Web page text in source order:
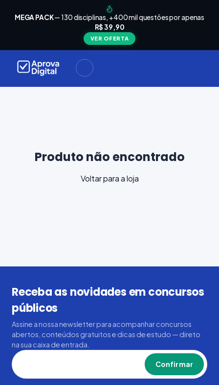
MEGA PACK— 130 disciplinas, +400 mil questões por apenas
R$ 39,90
VER OFERTA
Produto não encontrado
Voltar para a loja
Receba as novidades em concursos
públicos
Assine a nossa newsletter para acompanhar concursos
abertos, conteúdos gratuitos e dicas de estudo — direto
na sua caixa de entrada.
Confirmar
Seu
loja e